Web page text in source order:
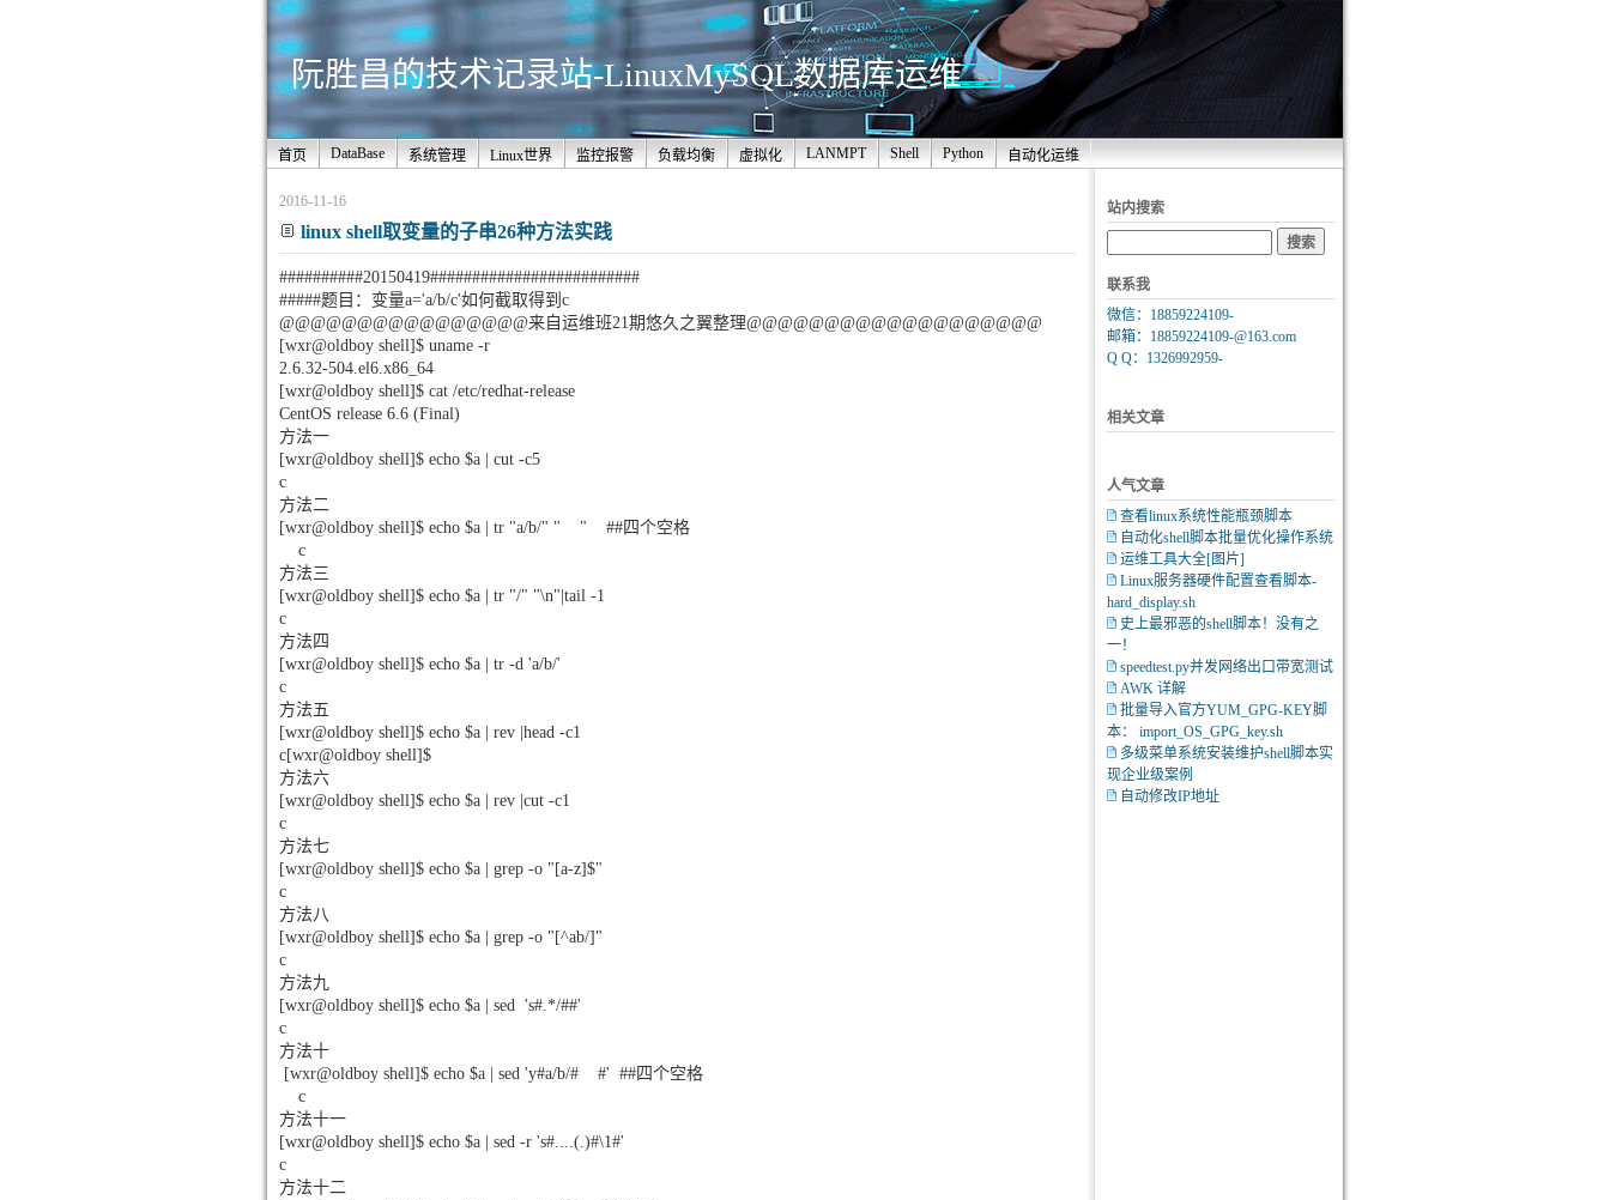
阮胜昌的技术记录站-LinuxMySQL数据库运维
首页 DataBase 系统管理 Linux世界 监控报警 负载均衡 虚拟化 LANMPT Shell Python 自动化运维
2016-11-16
linux shell取变量的子串26种方法实践
##########20150419#########################
#####题目：变量a='a/b/c'如何截取得到c
@@@@@@@@@@@@@@@@来自运维班21期悠久之翼整理@@@@@@@@@@@@@@@@@@@
[wxr@oldboy shell]$ uname -r
2.6.32-504.el6.x86_64
[wxr@oldboy shell]$ cat /etc/redhat-release
CentOS release 6.6 (Final)
方法一
[wxr@oldboy shell]$ echo $a | cut -c5
c
方法二
[wxr@oldboy shell]$ echo $a | tr "a/b/" " " ##四个空格
c
方法三
[wxr@oldboy shell]$ echo $a | tr "/" "\n"|tail -1
c
方法四
[wxr@oldboy shell]$ echo $a | tr -d 'a/b/'
c
方法五
[wxr@oldboy shell]$ echo $a | rev |head -c1
c[wxr@oldboy shell]$
方法六
[wxr@oldboy shell]$ echo $a | rev |cut -c1
c
方法七
[wxr@oldboy shell]$ echo $a | grep -o "[a-z]$"
c
方法八
[wxr@oldboy shell]$ echo $a | grep -o "[^ab/]"
c
方法九
[wxr@oldboy shell]$ echo $a | sed 's#.*/##'
c
方法十
[wxr@oldboy shell]$ echo $a | sed 'y#a/b/# #' ##四个空格
c
方法十一
[wxr@oldboy shell]$ echo $a | sed -r 's#....(.)#\1#'
c
方法十二
站内搜索
联系我
微信：18859224109-
邮箱：18859224109-@163.com
Q Q：1326992959-
相关文章
人气文章
查看linux系统性能瓶颈脚本
自动化shell脚本批量优化操作系统
运维工具大全[图片]
Linux服务器硬件配置查看脚本-
hard_display.sh
史上最邪恶的shell脚本！没有之
一！
speedtest.py并发网络出口带宽测试
AWK 详解
批量导入官方YUM_GPG-KEY脚
本： import_OS_GPG_key.sh
多级菜单系统安装维护shell脚本实
现企业级案例
自动修改IP地址